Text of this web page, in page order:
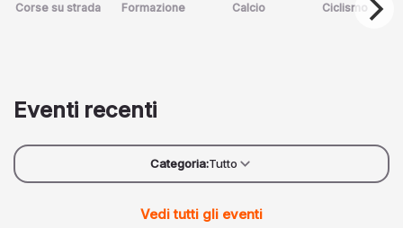
Corse su strada Formazione Calcio Ciclismo
Eventi recenti
Categoria:Tutto
Vedi tutti gli eventi